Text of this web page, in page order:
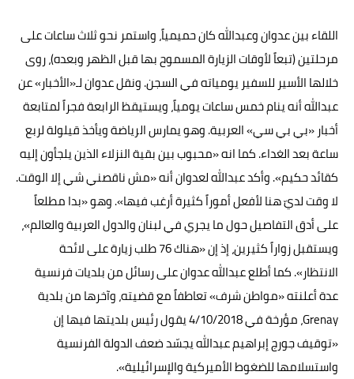
اللقاء بين عدوان وعبدالله كان حميمياً، واستمر نحو ثلاث ساعات على
مرحلتين (تبعاً لأوقات الزيارة المسموح بها قبل الظهر وبعده)، روى
خلالها الأسير للسفير يومياته في السجن. ونقل عدوان لـ«الأخبار» عن
عبدالله أنه ينام خمس ساعات يومياً، ويستيقظ الرابعة فجراً لمتابعة
أخبار «بي بي سي» العربية. وهو يمارس الرياضة ويأخذ قيلولة لربع
ساعة بعد الغداء. كما انه «محبوب بين بقية النزلاء الذين يلجأون إليه
كقائد حكيم». وأكد عبدالله لعدوان أنه «مش ناقصني شي إلا الوقت.
لا وقت لديّ هنا لأفعل أموراً كثيرة أرغب فيها». وهو «بدا مطلعاً
على أدق التفاصيل حول ما يجري في لبنان والدول العربية والعالم»،
ويستقبل زواراً كثيرين، إذ إن «هناك 76 طلب زيارة على لائحة
الانتظار». كما أطلع عبدالله عدوان على رسائل من بلديات فرنسية
عدة أعلنته «مواطن شرف» تعاطفاً مع قضيته، وآخرها من بلدية
Grenay، مؤرخة في 4/10/2018 يقول رئيس بلديتها فيها إن
«توقيف جورج إبراهيم عبدالله يجسّد ضعف الدولة الفرنسية
واستسلامها للضغوط الأميركية والإسرائيلية».